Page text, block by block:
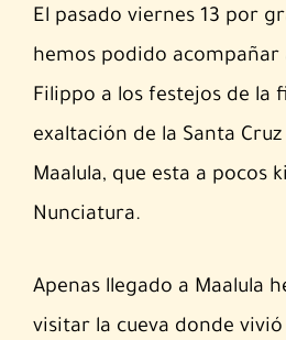
El pasado viernes 13 por
hemos podido acompañar
Filippo a los festejos de la
exaltación de la Santa
Maalula, que esta a pocos
Nunciatura.
Apenas llegado a Maalula
visitar la cueva donde vivió